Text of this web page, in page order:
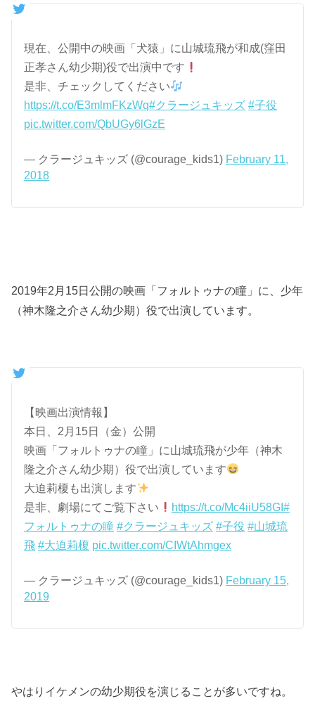
現在、公開中の映画「犬猿」に山城琉飛が和成(窪田
正孝さん幼少期)役で出演中です
是非、チェックしてください
https://t.co/E3mlmFKzWq#クラージュキッズ #子役
pic.twitter.com/QbUGy6lGzE
— クラージュキッズ (@courage_kids1) February 11,
2018
2019年2月15日公開の映画「フォルトゥナの瞳」に、少年
（神木隆之介さん幼少期）役で出演しています。
【映画出演情報】
本日、2月15日（金）公開
映画「フォルトゥナの瞳」に山城琉飛が少年（神木
隆之介さん幼少期）役で出演しています
大迫莉榎も出演します
是非、劇場にてご覧下さい
https://t.co/Mc4iiU58GI #
フォルトゥナの瞳 #クラージュキッズ #子役 #山城琉
飛 #大迫莉榎 pic.twitter.com/CIWtAhmgex
— クラージュキッズ (@courage_kids1) February 15,
2019
やはりイケメンの幼少期役を演じることが多いですね。